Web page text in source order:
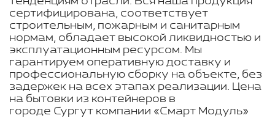
сертифицирована, соответствует
строительным, пожарным и санитарным
нормам, обладает высокой ликвидностью и
эксплуатационным ресурсом. Мы
гарантируем оперативную доставку и
профессиональную сборку на объекте, без
задержек на всех этапах реализации. Цена
на бытовки из контейнеров в
городе Сургут компании «Смарт Модуль»